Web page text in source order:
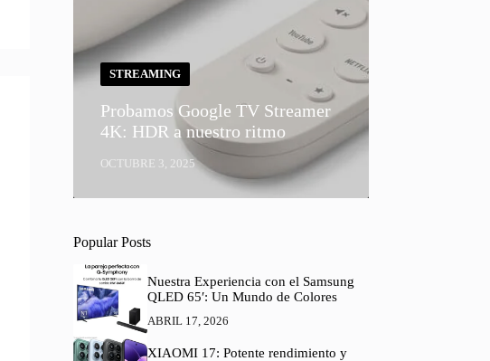
STREAMING
Probamos Google TV Streamer
4K: HDR a nuestro ritmo
OCTUBRE 3, 2025
Popular Posts
Nuestra Experiencia con el Samsung
QLED 65′: Un Mundo de Colores
ABRIL 17, 2026
XIAOMI 17: Potente rendimiento y